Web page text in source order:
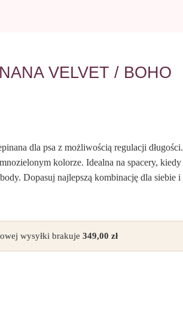
VELVET / BOHO
dla psa z możliwością regulacji długości.
kolorze. Idealna na spacery, kiedy
Dopasuj najlepszą kombinację dla siebie i
wysyłki brakuje 349,00 zł